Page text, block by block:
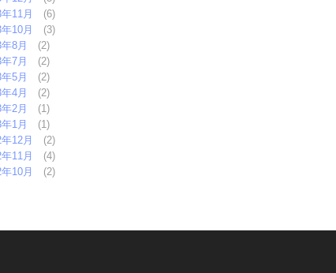
11月
(6)
10月
(3)
8月
(2)
7月
(2)
5月
(2)
4月
(2)
2月
(1)
1月
(1)
12月
(2)
11月
(4)
10月
(2)